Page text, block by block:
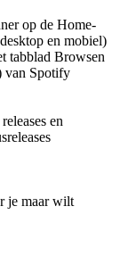
op de Home-
en mobiel)
tabblad Browsen
van Spotify
en
je maar wilt